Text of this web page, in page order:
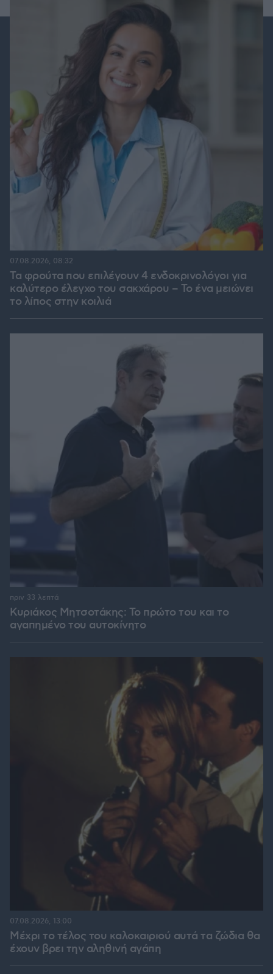
Τα φρούτα που επιλέγουν 4 ενδοκρινολόγοι για
καλύτερο έλεγχο του σακχάρου – Το ένα μειώνει
το λίπος στην κοιλιά
07.08.2026, 08:32
Κυριάκος Μητσοτάκης: Το πρώτο του και το
αγαπημένο του αυτοκίνητο
πριν 33 λεπτά
Μέχρι το τέλος του καλοκαιριού αυτά τα ζώδια θα
έχουν βρει την αληθινή αγάπη
07.08.2026, 13:00